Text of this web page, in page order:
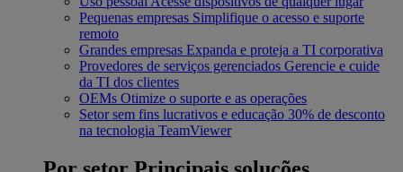
Pequenas empresas Simplifique o acesso e suporte
remoto
Grandes empresas Expanda e proteja a TI corporativa
Provedores de serviços gerenciados Gerencie e cuide
da TI dos clientes
OEMs Otimize o suporte e as operações
Setor sem fins lucrativos e educação 30% de desconto
na tecnologia TeamViewer